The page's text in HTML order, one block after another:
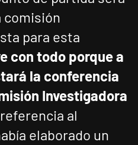
comisión
para esta
con todo porque a
la conferencia
Investigadora
al
elaborado un